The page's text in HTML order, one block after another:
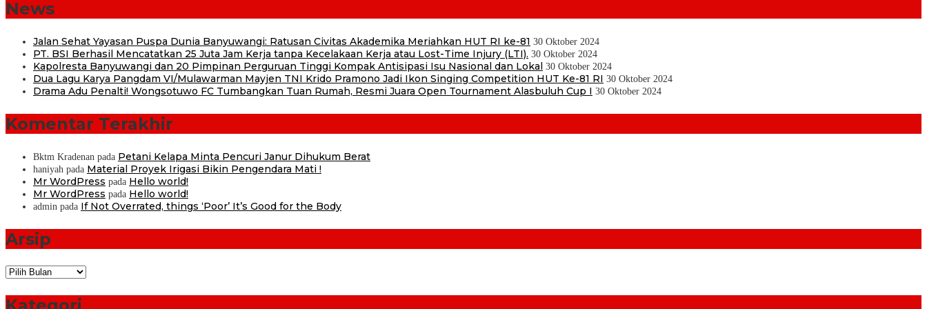
News
Jalan Sehat Yayasan Puspa Dunia Banyuwangi: Ratusan Civitas Akademika Meriahkan HUT RI ke-81 30 Oktober 2024
PT. BSI Berhasil Mencatatkan 25 Juta Jam Kerja tanpa Kecelakaan Kerja atau Lost-Time Injury (LTI). 30 Oktober 2024
Kapolresta Banyuwangi dan 20 Pimpinan Perguruan Tinggi Kompak Antisipasi Isu Nasional dan Lokal 30 Oktober 2024
Dua Lagu Karya Pangdam VI/Mulawarman Mayjen TNI Krido Pramono Jadi Ikon Singing Competition HUT Ke-81 RI 30 Oktober 2024
Drama Adu Penalti! Wongsotuwo FC Tumbangkan Tuan Rumah, Resmi Juara Open Tournament Alasbuluh Cup I 30 Oktober 2024
Komentar Terakhir
Bktm Kradenan pada Petani Kelapa Minta Pencuri Janur Dihukum Berat
haniyah pada Material Proyek Irigasi Bikin Pengendara Mati !
Mr WordPress pada Hello world!
Mr WordPress pada Hello world!
admin pada If Not Overrated, things ‘Poor’ It’s Good for the Body
Arsip
Arsip